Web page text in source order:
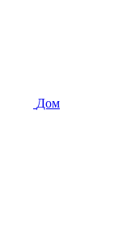
Дом